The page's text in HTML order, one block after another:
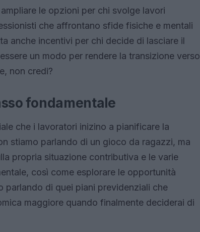
le opzioni per chi svolge lavori
che affrontano sfide fisiche e mentali
anche incentivi per chi decide di lasciare il
un modo per rendere la transizione verso
non credi?
fondamentale
che i lavoratori inizino a pianificare la
stiamo parlando di un gioco da ragazzi, ma
propria situazione contributiva e le varie
così come esplorare le opportunità
di quei piani previdenziali che
maggiore quando finalmente deciderai di